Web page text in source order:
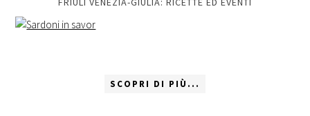
SCOPRI DI PIÙ...